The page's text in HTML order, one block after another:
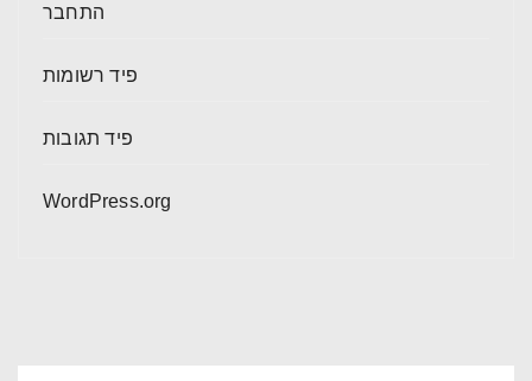
התחבר
פיד רשומות
פיד תגובות
WordPress.org